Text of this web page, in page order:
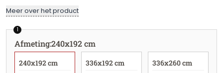
Meer over het product
1
Afmeting:240x192 cm
240x192 cm 336x192 cm 336x260 cm